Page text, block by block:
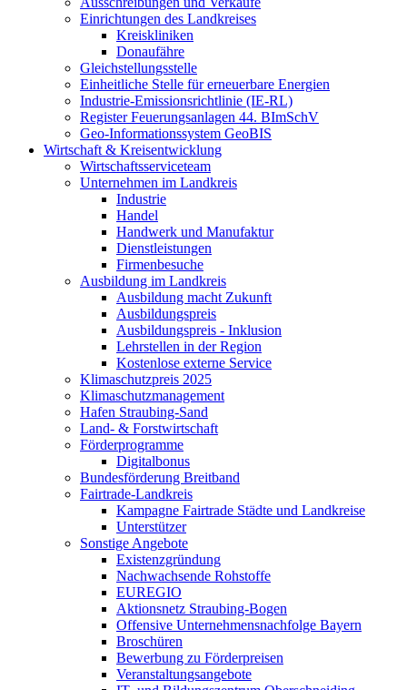
Einrichtungen des Landkreises
Kreiskliniken
Donaufähre
Gleichstellungsstelle
Einheitliche Stelle für erneuerbare Energien
Industrie-Emissionsrichtlinie (IE-RL)
Register Feuerungsanlagen 44. BImSchV
Geo-Informationssystem GeoBIS
Wirtschaft & Kreisentwicklung
Wirtschaftsserviceteam
Unternehmen im Landkreis
Industrie
Handel
Handwerk und Manufaktur
Dienstleistungen
Firmenbesuche
Ausbildung im Landkreis
Ausbildung macht Zukunft
Ausbildungspreis
Ausbildungspreis - Inklusion
Lehrstellen in der Region
Kostenlose externe Service
Klimaschutzpreis 2025
Klimaschutzmanagement
Hafen Straubing-Sand
Land- & Forstwirtschaft
Förderprogramme
Digitalbonus
Bundesförderung Breitband
Fairtrade-Landkreis
Kampagne Fairtrade Städte und Landkreise
Unterstützer
Sonstige Angebote
Existenzgründung
Nachwachsende Rohstoffe
EUREGIO
Aktionsnetz Straubing-Bogen
Offensive Unternehmensnachfolge Bayern
Broschüren
Bewerbung zu Förderpreisen
Veranstaltungsangebote